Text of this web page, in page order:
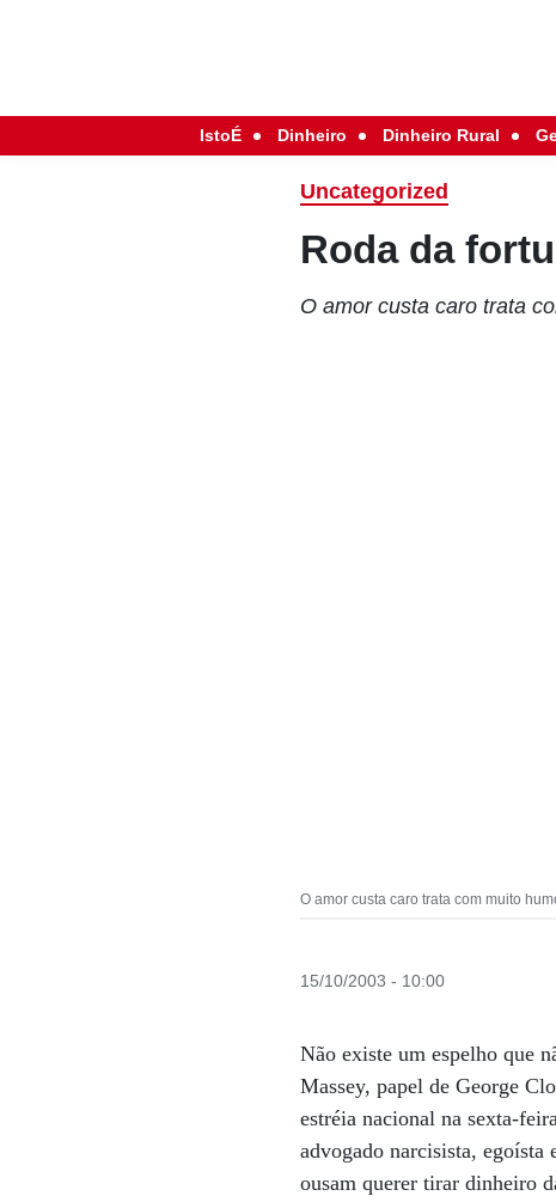
IstoÉ Dinheiro Dinheiro Rural
Uncategorized
Roda da
O amor custa caro trata
O amor custa caro trata com muito
15/10/2003 - 10:00
Não existe um espelho que
Massey, papel de George
estréia nacional na sexta-
advogado narcisista, egoísta
ousam querer tirar dinheiro